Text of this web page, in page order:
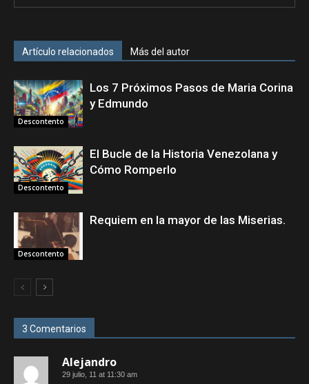
Artículo relacionados Más del autor
Descontento
Los 7 Próximos Pasos de Maria Corina
y Edmundo
Descontento
El Bucle de la Historia Venezolana y
Cómo Romperlo
Descontento
Requiem en la mayor de las Miserias.
3 Comentarios
Alejandro
29 julio, 11 at 11:30 am